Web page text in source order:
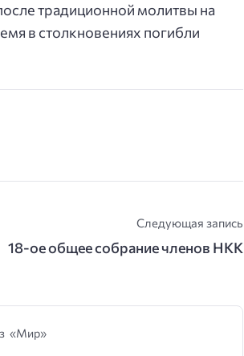
традиционной молитвы на
в столкновениях погибли
Следующая запись
18-ое общее собрание членов НКК
«Мир»